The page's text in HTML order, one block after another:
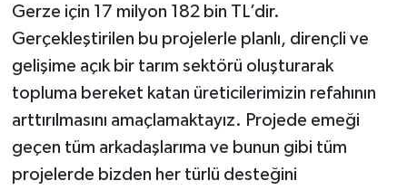
Gerze için 17 milyon 182 bin TL’dir.
Gerçekleştirilen bu projelerle planlı, dirençli ve
gelişime açık bir tarım sektörü oluşturarak
topluma bereket katan üreticilerimizin refahının
arttırılmasını amaçlamaktayız. Projede emeği
geçen tüm arkadaşlarıma ve bunun gibi tüm
projelerde bizden her türlü desteğini